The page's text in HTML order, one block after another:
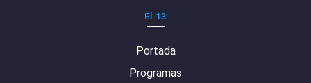
El 13
Portada
Programas